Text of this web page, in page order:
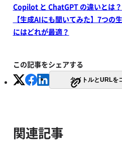
Copilot と ChatGPT の違いとは
【生成AIにも聞いてみた】7つの
にはどれが最適？
この記事をシェアする
タイトルとURLを
関連記事